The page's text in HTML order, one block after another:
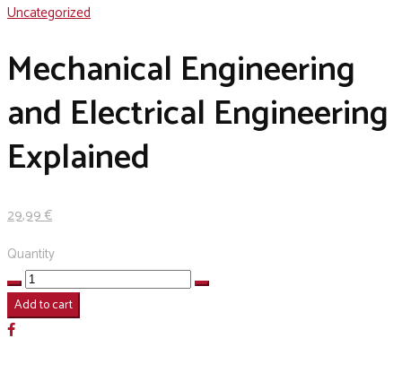
Uncategorized
Mechanical Engineering
and Electrical Engineering
Explained
29,99€
Quantity
Mechanical
Engineering
Add to cart